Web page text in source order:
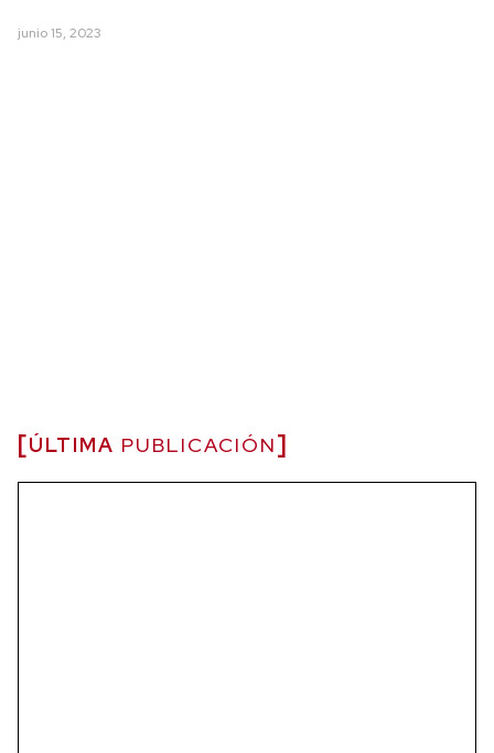
junio 15, 2023
ÚLTIMA PUBLICACIÓN